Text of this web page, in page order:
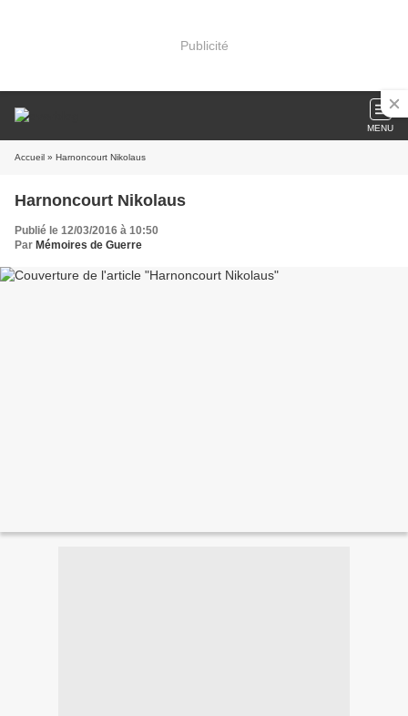
Publicité
MENU
Accueil » Harnoncourt Nikolaus
Harnoncourt Nikolaus
Publié le 12/03/2016 à 10:50
Par Mémoires de Guerre